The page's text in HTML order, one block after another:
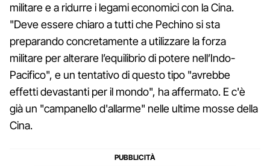
militare e a ridurre i legami economici con la Cina.
"Deve essere chiaro a tutti che Pechino si sta
preparando concretamente a utilizzare la forza
militare per alterare l’equilibrio di potere nell’Indo-
Pacifico", e un tentativo di questo tipo "avrebbe
effetti devastanti per il mondo", ha affermato. E c'è
già un "campanello d'allarme" nelle ultime mosse della
Cina.